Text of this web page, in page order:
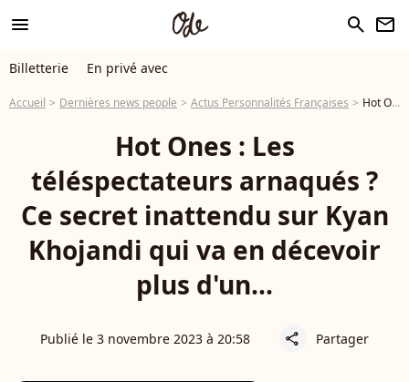
menu search newsletter
Billetterie En privé avec
Accueil Dernières news people Actus Personnalités Françaises Hot Ones : Les téléspectateurs arnaqués ? Ce secret inattendu sur Kyan Khojandi qui va en décevoir plus d'un...
Hot Ones : Les
téléspectateurs arnaqués ?
Ce secret inattendu sur Kyan
Khojandi qui va en décevoir
plus d'un...
Publié le 3 novembre 2023 à 20:58 share Partager